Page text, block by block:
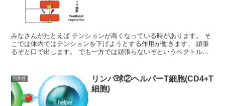
みなさんがたとえば テンションが高くなっている時があります。 そ
こでは体内ではテンションを下げようとする作用が働きます。 頑張
るぞと口で出します。 でも一方では頑張らないぞというベクトルの
恒常性
リンパ球②ヘルパーT細胞(CD4+T
細胞)